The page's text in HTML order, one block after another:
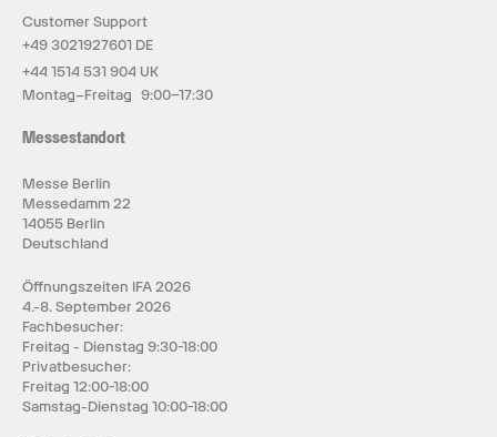
Customer Support
+49 3021927601 DE
+44 1514 531 904 UK
Montag–Freitag 9:00–17:30
Messestandort
Messe Berlin
Messedamm 22
14055 Berlin
Deutschland
Öffnungszeiten IFA 2026
4.-8. September 2026
Fachbesucher:
Freitag - Dienstag 9:30-18:00
Privatbesucher:
Freitag 12:00-18:00
Samstag-Dienstag 10:00-18:00